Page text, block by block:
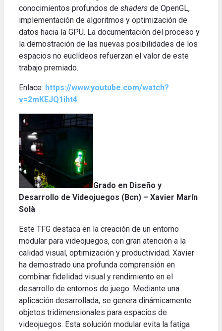
conocimientos profundos de shaders de OpenGL,
implementación de algoritmos y optimización de
datos hacia la GPU. La documentación del proceso y
la demostración de las nuevas posibilidades de los
espacios no euclídeos refuerzan el valor de este
trabajo premiado.
Enlace: https://www.youtube.com/watch?
v=2mKEJQ1iht4
Grado en Diseño y
Desarrollo de Videojuegos (Bcn) – Xavier Marín
Solà
Este TFG destaca en la creación de un entorno
modular para videojuegos, con gran atención a la
calidad visual, optimización y productividad. Xavier
ha demostrado una profunda comprensión en
combinar fidelidad visual y rendimiento en el
desarrollo de entornos de juego. Mediante una
aplicación desarrollada, se genera dinámicamente
objetos tridimensionales para espacios de
videojuegos. Esta solución modular evita la fatiga